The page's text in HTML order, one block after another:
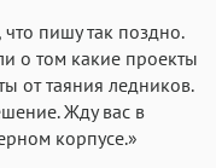
пишу так поздно.
о том какие проекты
от таяния ледников.
Жду вас в
корпусе.»